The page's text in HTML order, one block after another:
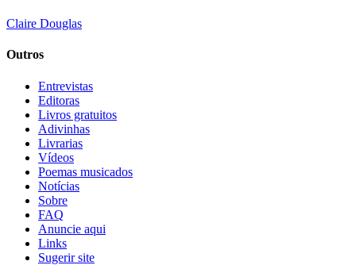
Claire Douglas
Outros
Entrevistas
Editoras
Livros gratuitos
Adivinhas
Livrarias
Vídeos
Poemas musicados
Notícias
Sobre
FAQ
Anuncie aqui
Links
Sugerir site